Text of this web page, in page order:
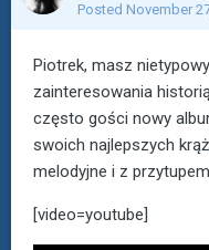
Posted November
Piotrek, masz
zainteresowania
często gości nowy
swoich najlepszych
melodyjne i z
[video=youtube]